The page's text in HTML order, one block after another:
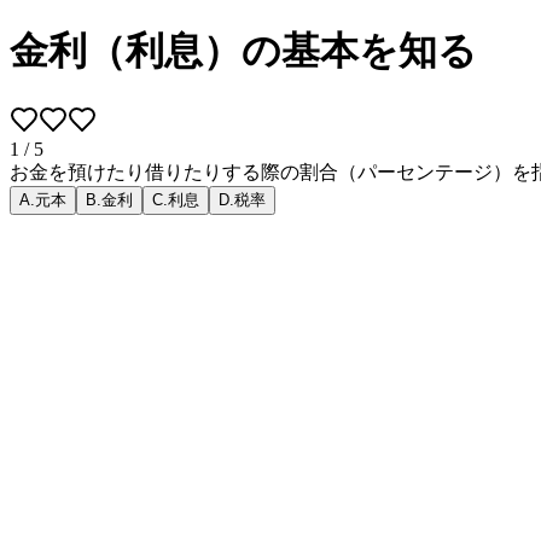
金利（利息）の基本を知る
1 / 5
お金を預けたり借りたりする際の割合（パーセンテージ）を
A 元本 B 金利 C 利息 D 税率